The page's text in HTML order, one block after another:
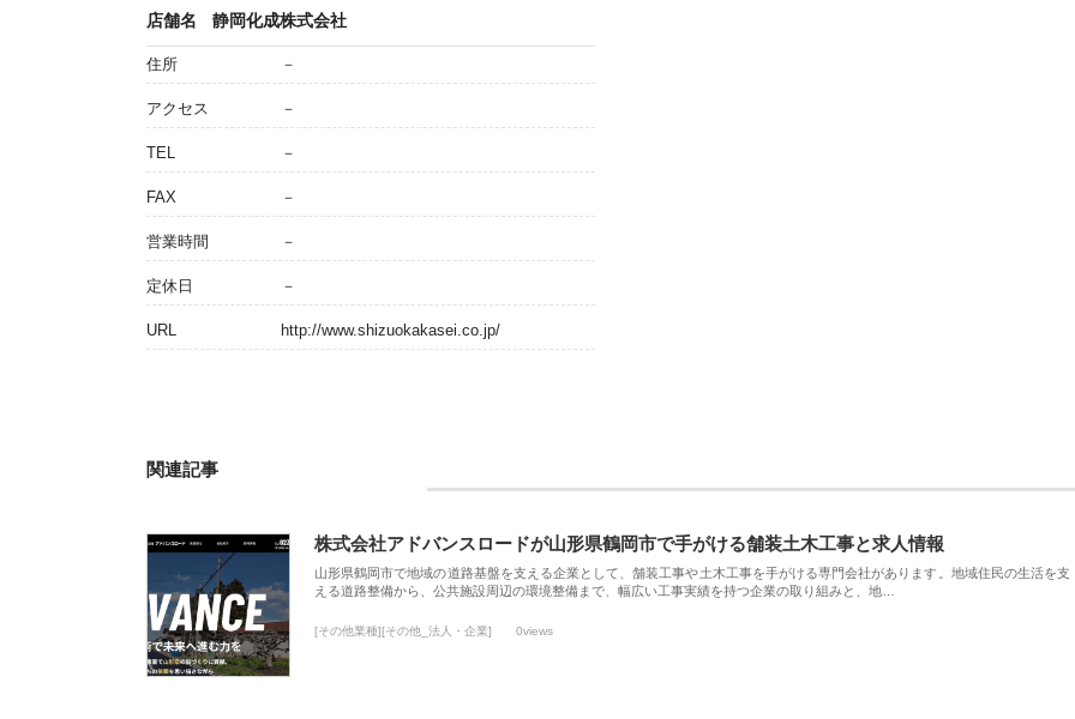
店舗名 静岡化成株式会社
住所 －
アクセス －
TEL －
FAX －
営業時間 －
定休日 －
URL http://www.shizuokakasei.co.jp/
関連記事
株式会社アドバンスロードが山形県鶴岡市で手がける舗装土木工事と求人情報
山形県鶴岡市で地域の道路基盤を支える企業として、舗装工事や土木工事を手がける専門会社があります。地域住民の生活を支
える道路整備から、公共施設周辺の環境整備まで、幅広い工事実績を持つ企業の取り組みと、地…
[その他業種][その他_法人・企業] 0views